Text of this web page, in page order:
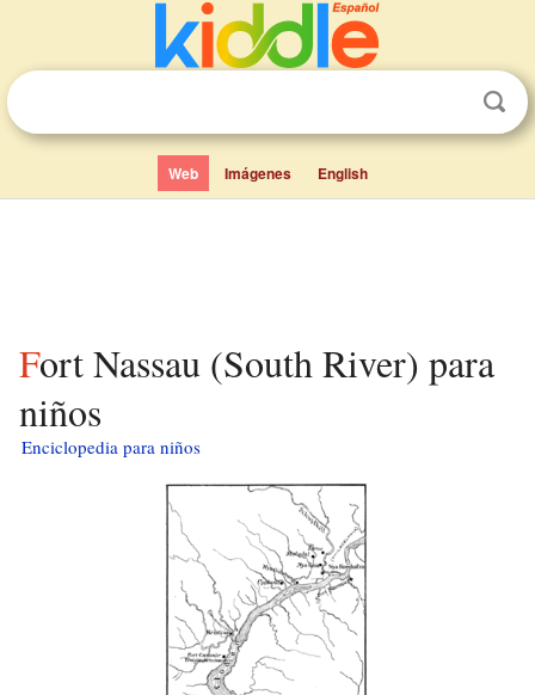
Web Imágenes English
Fort Nassau (South River) para
niños
Enciclopedia para niños